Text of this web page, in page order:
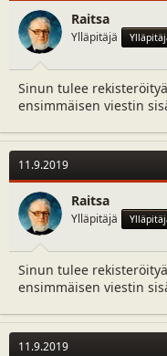
Raitsa
Ylläpitäjä
Sinun tulee
ensimmäisen viestin
11.9.2019
Raitsa
Ylläpitäjä
Sinun tulee
ensimmäisen viestin
11.9.2019